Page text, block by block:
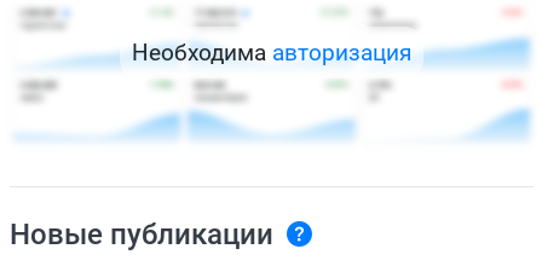
Необходима авторизация
Новые публикации